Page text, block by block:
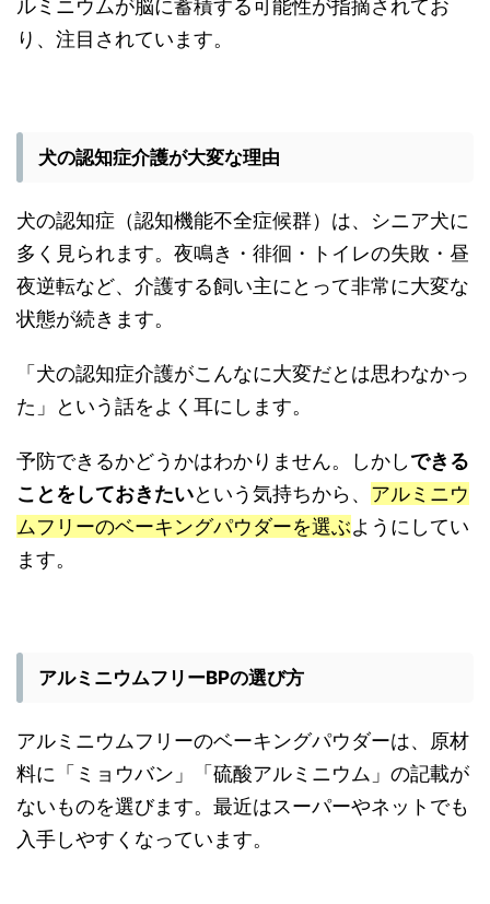
ルミニウムが脳に蓄積する可能性が指摘されてお
り、注目されています。
犬の認知症介護が大変な理由
犬の認知症（認知機能不全症候群）は、シニア犬に
多く見られます。夜鳴き・徘徊・トイレの失敗・昼
夜逆転など、介護する飼い主にとって非常に大変な
状態が続きます。
「犬の認知症介護がこんなに大変だとは思わなかっ
た」という話をよく耳にします。
予防できるかどうかはわかりません。しかしできる
ことをしておきたいという気持ちから、 アルミニウ
ムフリーのベーキングパウダーを選ぶようにしてい
ます。
アルミニウムフリーBPの選び方
アルミニウムフリーのベーキングパウダーは、原材
料に「ミョウバン」「硫酸アルミニウム」の記載が
ないものを選びます。最近はスーパーやネットでも
入手しやすくなっています。